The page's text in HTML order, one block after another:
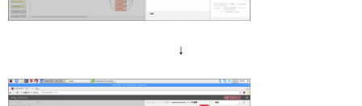
↓